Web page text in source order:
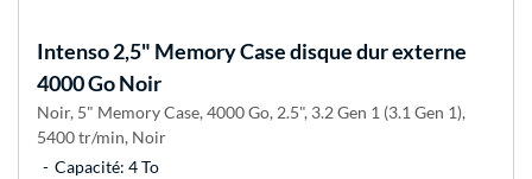
Intenso2,5" Memory Case disque dur externe
4000 Go Noir
Noir, 5" Memory Case, 4000 Go, 2.5", 3.2 Gen 1 (3.1 Gen 1),
5400 tr/min, Noir
Capacité: 4 To